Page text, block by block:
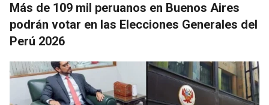
Más de 109 mil peruanos en Buenos Aires
podrán votar en las Elecciones Generales del
Perú 2026